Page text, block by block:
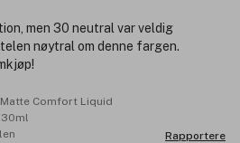
men 30 neutral var veldig
nøytral om denne fargen.
Matte Comfort Liquid
Rapportere